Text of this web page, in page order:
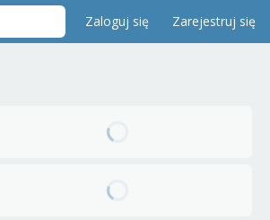
Zaloguj się Zarejestruj się